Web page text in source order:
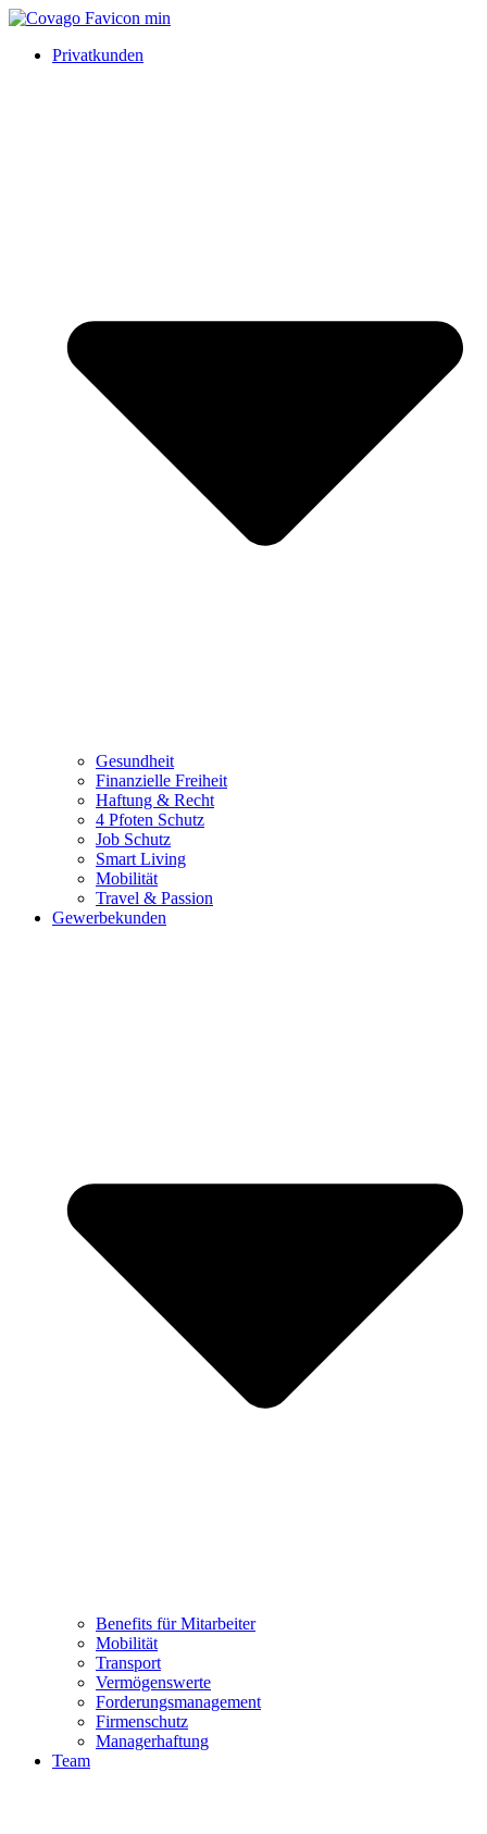
Privatkunden
Gesundheit
Finanzielle Freiheit
Haftung & Recht
4 Pfoten Schutz
Job Schutz
Smart Living
Mobilität
Travel & Passion
Gewerbekunden
Benefits für Mitarbeiter
Mobilität
Transport
Vermögenswerte
Forderungsmanagement
Firmenschutz
Managerhaftung
Team